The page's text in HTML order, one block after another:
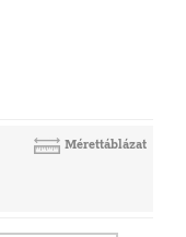
Mérettáblázat